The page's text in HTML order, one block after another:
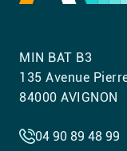
MIN BAT B3
135 Avenue
84000 AVIGNON
04 90 89 48 99